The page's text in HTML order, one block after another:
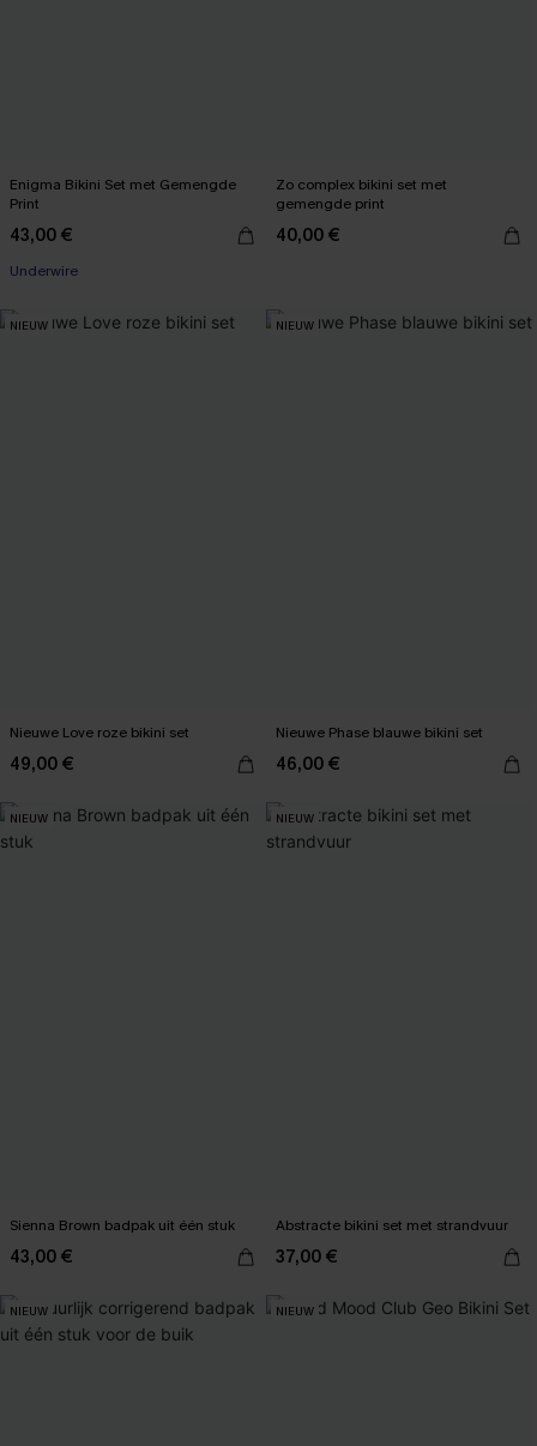
Enigma Bikini Set met Gemengde
Print
43,00 €
Underwire
Zo complex bikini set met
gemengde print
40,00 €
NIEUW
Nieuwe Love roze bikini set
49,00 €
NIEUW
Nieuwe Phase blauwe bikini set
46,00 €
NIEUW
Sienna Brown badpak uit één stuk
43,00 €
NIEUW
Abstracte bikini set met strandvuur
37,00 €
NIEUW NIEUW